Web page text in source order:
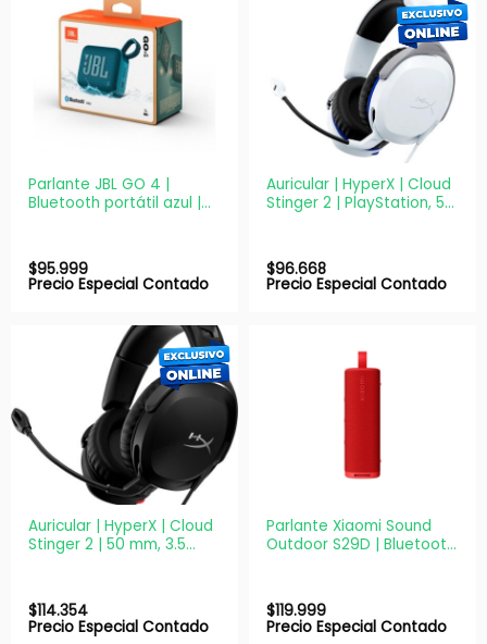
Parlante JBL GO 4 |
Bluetooth portátil azul |
$95.999
Precio Especial Contado
Auricular | HyperX | Cloud
Stinger 2 | PlayStation, 50
$96.668
Precio Especial Contado
Auricular | HyperX | Cloud
Stinger 2 | 50 mm, 3.5
$114.354
Precio Especial Contado
Parlante Xiaomi Sound
Outdoor S29D | Bluetooth
$119.999
Precio Especial Contado